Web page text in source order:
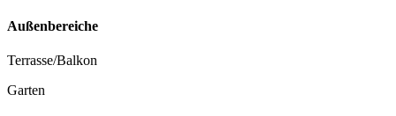
Außenbereiche
Terrasse/Balkon
Garten